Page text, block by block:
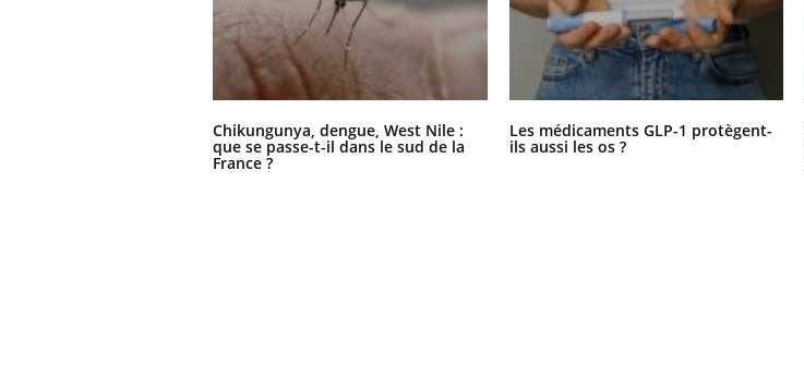
Chikungunya, dengue, West Nile :
que se passe-t-il dans le sud de la
France ?
Les médicaments GLP-1 protègent-
ils aussi les os ?